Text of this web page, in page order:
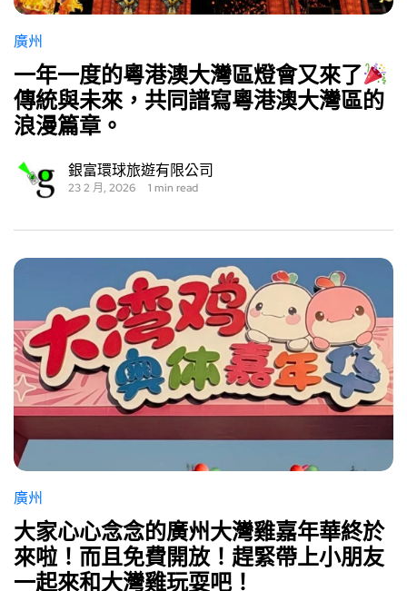
廣州
一年一度的粵港澳大灣區燈會又來了
傳統與未來，共同譜寫粵港澳大灣區的
浪漫篇章。
銀富環球旅遊有限公司
23 2 月, 2026 1 min read
廣州
大家心心念念的廣州大灣雞嘉年華終於
來啦！而且免費開放！趕緊帶上小朋友
一起來和大灣雞玩耍吧！